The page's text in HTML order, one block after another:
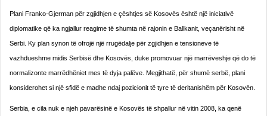
Plani Franko-Gjerman për zgjidhjen e çështjes së Kosovës është një iniciativë
diplomatike që ka ngjallur reagime të shumta në rajonin e Ballkanit, veçanërisht në
Serbi. Ky plan synon të ofrojë një rrugëdalje për zgjidhjen e tensioneve të
vazhdueshme midis Serbisë dhe Kosovës, duke promovuar një marrëveshje që do të
normalizonte marrëdhëniet mes të dyja palëve. Megjithatë, për shumë serbë, plani
konsiderohet si një sfidë e madhe ndaj pozicionit të tyre të deritanishëm për Kosovën.
Serbia, e cila nuk e njeh pavarësinë e Kosovës të shpallur në vitin 2008, ka qenë